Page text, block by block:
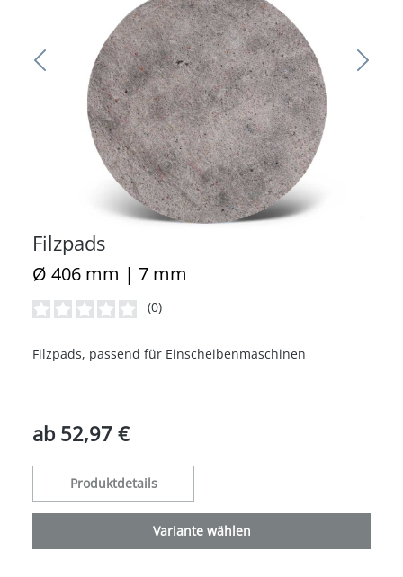
Filzpads
Ø 406 mm | 7 mm
(0)
Filzpads, passend für Einscheibenmaschinen
ab 52,97 €
Produktdetails
Variante wählen